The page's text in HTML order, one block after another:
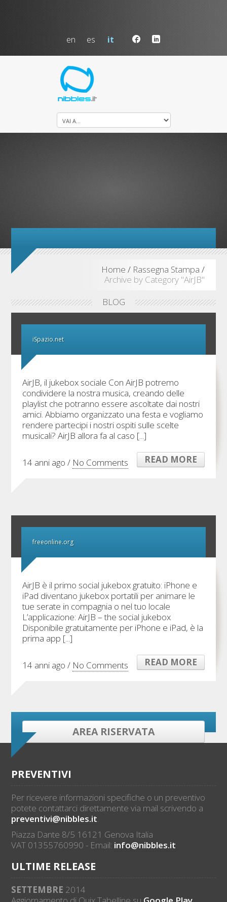
en es it
Home / Rassegna Stampa /
Archive by Category "AirJB"
BLOG
iSpazio.net
AirJB, il jukebox sociale Con AirJB potremo
condividere la nostra musica, creando delle
playlist che potranno essere ascoltate dai nostri
amici. Abbiamo organizzato una festa e vogliamo
rendere partecipi i nostri ospiti sulle scelte
musicali? AirJB allora fa al caso [...]
14 anni ago / No Comments READ MORE
freeonline.org
AirJB è il primo social jukebox gratuito: iPhone e
iPad diventano jukebox portatili per animare le
tue serate in compagnia o nel tuo locale
L’applicazione: AirJB – the social jukebox
Disponibile gratuitamente per iPhone e iPad, è la
prima app [...]
14 anni ago / No Comments READ MORE
AREA RISERVATA
PREVENTIVI
Per ricevere informazioni specifiche o un preventivo
potete contattarci direttamente via mail scrivendo a
preventivi@nibbles.it.
Piazza Dante 8/5 16121 Genova Italia
VAT 01355760990 - Email: info@nibbles.it
ULTIME RELEASE
SETTEMBRE 2014